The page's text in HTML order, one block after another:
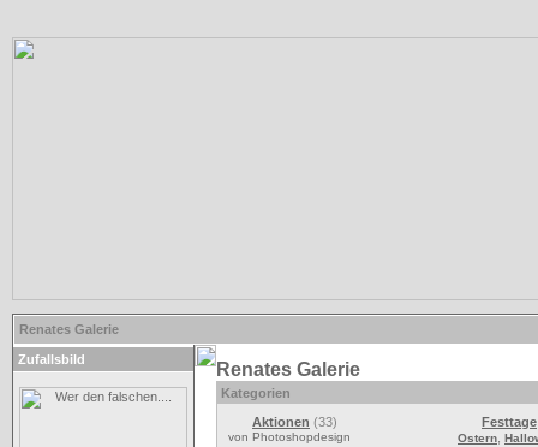
Renates Galerie
Zufallsbild Renates Galerie
Kategorien
Aktionen (33)
von Photoshopdesign
Festtage
Ostern